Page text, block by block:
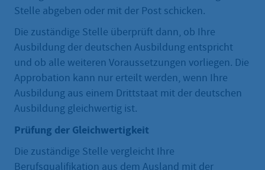
Stelle abgeben oder mit der Post schicken.
Die zuständige Stelle überprüft dann, ob Ihre
Ausbildung der deutschen Ausbildung entspricht
und ob alle weiteren Voraussetzungen vorliegen. Die
Approbation kann nur erteilt werden, wenn Ihre
Ausbildung aus einem Drittstaat mit der deutschen
Ausbildung gleichwertig ist.
Prüfung der Gleichwertigkeit
Die zuständige Stelle vergleicht Ihre
Berufsqualifikation aus dem Ausland mit der